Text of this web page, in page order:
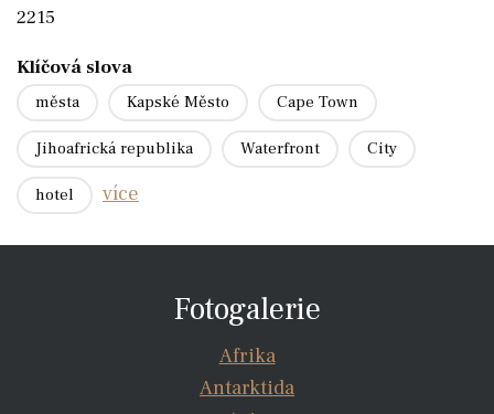
2215
Klíčová slova
města Kapské Město Cape Town
Jihoafrická republika Waterfront City
hotel více
Fotogalerie
Afrika
Antarktida